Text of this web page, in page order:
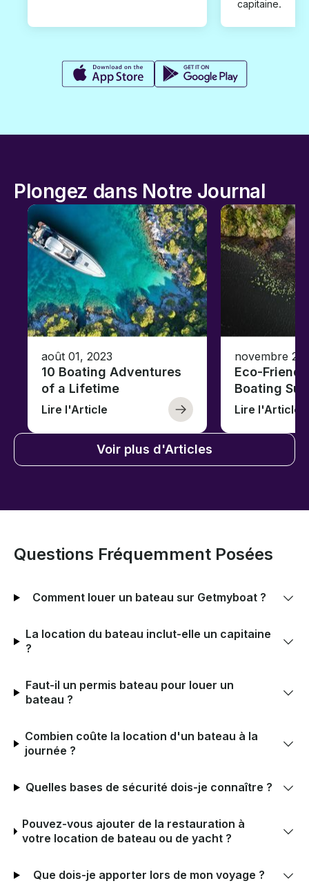
capitaine.
Plongez dans Notre Journal
août 01, 2023
10 Boating Adventures
of a Lifetime
Lire l'Article
novembre
Eco-
Boating
Lire l'Article
Voir plus d'Articles
Questions Fréquemment Posées
Comment louer un bateau sur Getmyboat ?
La location du bateau inclut-elle un capitaine
?
Faut-il un permis bateau pour louer un
bateau ?
Combien coûte la location d'un bateau à la
journée ?
Quelles bases de sécurité dois-je connaître ?
Pouvez-vous ajouter de la restauration à
votre location de bateau ou de yacht ?
Que dois-je apporter lors de mon voyage ?